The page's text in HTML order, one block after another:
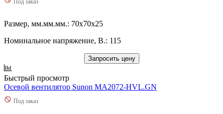
Размер, мм.мм.мм.: 70x70x25
Номинальное напряжение, В.: 115
Запросить цену
Быстрый просмотр
Осевой вентилятор Sunon MA2072-HVL.GN
Под заказ